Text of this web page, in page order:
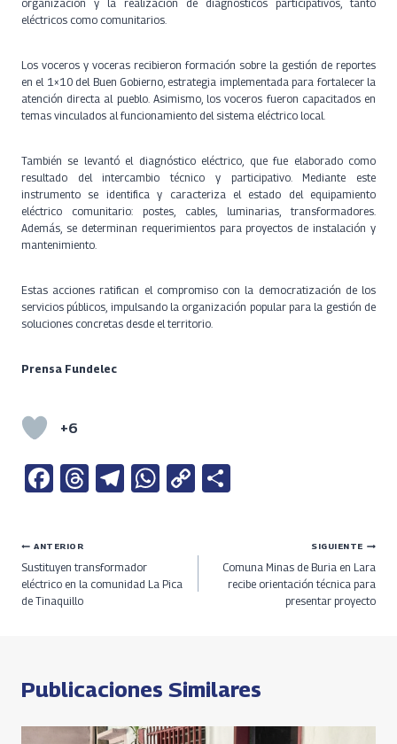
organización y la realización de diagnósticos participativos, tanto
eléctricos como comunitarios.
Los voceros y voceras recibieron formación sobre la gestión de reportes
en el 1×10 del Buen Gobi​erno, estrategia implementada para fortalecer la
atención directa al pueblo. Asimismo, los voceros fueron capacitados en
temas vinculados al funcionamiento del sistema eléctrico local.
También se levantó el diagnóstico eléctrico, que fue elaborado como
resultado del intercambio técnico y participativo. Mediante este
instrumento se identifica y caracteriza el estado del equipamiento
eléctrico comunitario: postes, cables, luminarias, transformadores.
Además, se determinan requerimientos para proyectos de instalación y
mantenimiento.
Esta​s acciones ratifi​can el compromiso con la democratización de los
servicios públicos, impulsan​do la organización popular para la gestión de
soluciones concretas desde el territorio.
Prensa Fundelec
+6
Fa
b
o
o
T
a
ds
Te
a
m
W
A
C
Li
n
e
Navegación
de
ANTERIOR
Sustituyen transformador
eléctrico en la comunidad La Pica
de Tinaquillo
SIGUIENTE
Comuna Minas de Buria en Lara
recibe orientación técnica para
presentar proyecto
Publicaciones Similares